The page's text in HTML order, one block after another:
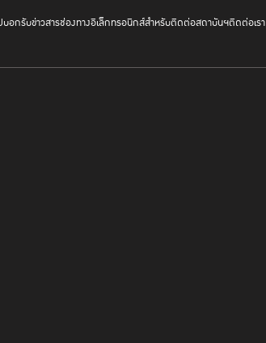
บอกรับข่าวสารช่องทางอิเล็กทรอนิกส์สำหรับติดต่อสถาบันฯติดต่อเรา